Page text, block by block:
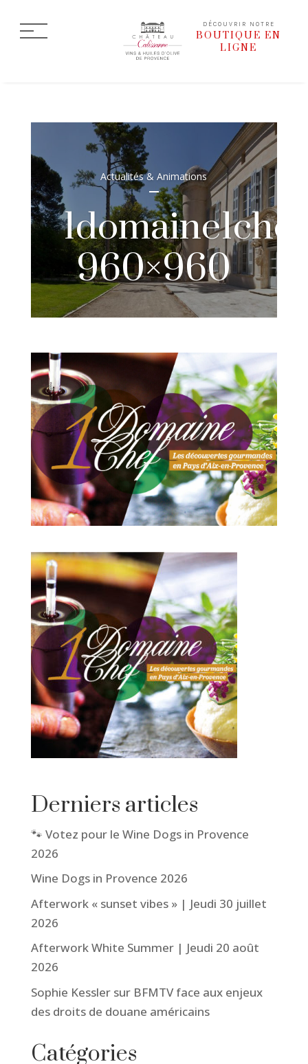
DÉCOUVRIR NOTRE
BOUTIQUE EN
LIGNE
Actualités & Animations
960×960
Derniers articles
🐾 Votez pour le Wine Dogs in Provence
2026
Wine Dogs in Provence 2026
Afterwork « sunset vibes » | Jeudi 30 juillet
2026
Afterwork White Summer | Jeudi 20 août
2026
Sophie Kessler sur BFMTV face aux enjeux
des droits de douane américains
Catégories